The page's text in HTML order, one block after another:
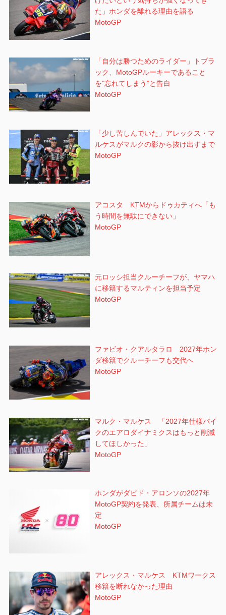
た」ホンダを離れる理由を語る
MotoGP
「自分は勝つためのライダー」トプラ
ック、MotoGPルーキーであること
を”忘れてしまう”と告白
MotoGP
「少し苦しんでいた」アレックス・マ
ルケスがマルクの影から抜け出すまで
MotoGP
アコスタ KTMからドゥカティへ「も
う時間を無駄にできない」
MotoGP
元ロッシ担当クルーチーフが、ヤマハ
に移籍するマルティンを担当予定
MotoGP
ファビオ・クアルタラロ 2027年ホン
ダ移籍でクルーチーフも交代へ
MotoGP
マルク・マルケス 「2027年仕様バイ
クのエアロダイナミクスはもっと削減
してほしかった」
MotoGP
ホンダがダビド・アロンソの2027年
MotoGP契約を発表、所属チームは未
定
MotoGP
アレックス・マルケス KTMワークス
移籍を断れなかった理由
MotoGP